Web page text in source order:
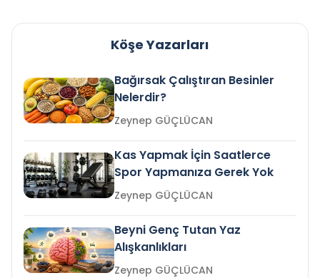
Köşe Yazarları
Bağırsak Çalıştıran Besinler
Nelerdir?
Zeynep GÜÇLÜCAN
Kas Yapmak İçin Saatlerce
Spor Yapmanıza Gerek Yok
Zeynep GÜÇLÜCAN
Beyni Genç Tutan Yaz
Alışkanlıkları
Zeynep GÜÇLÜCAN